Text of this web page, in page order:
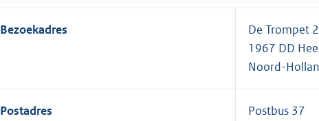
Bezoekadres
De Trompet
1967 DD
Noord-
Postadres
Postbus 37